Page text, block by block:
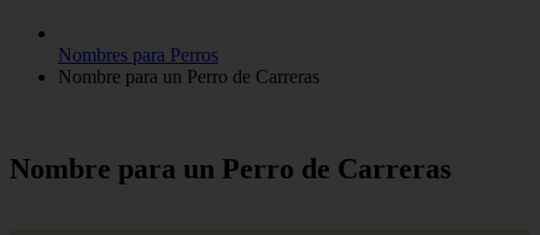
Nombres para Perros
Nombre para un Perro de Carreras
Nombre para un Perro de Carreras